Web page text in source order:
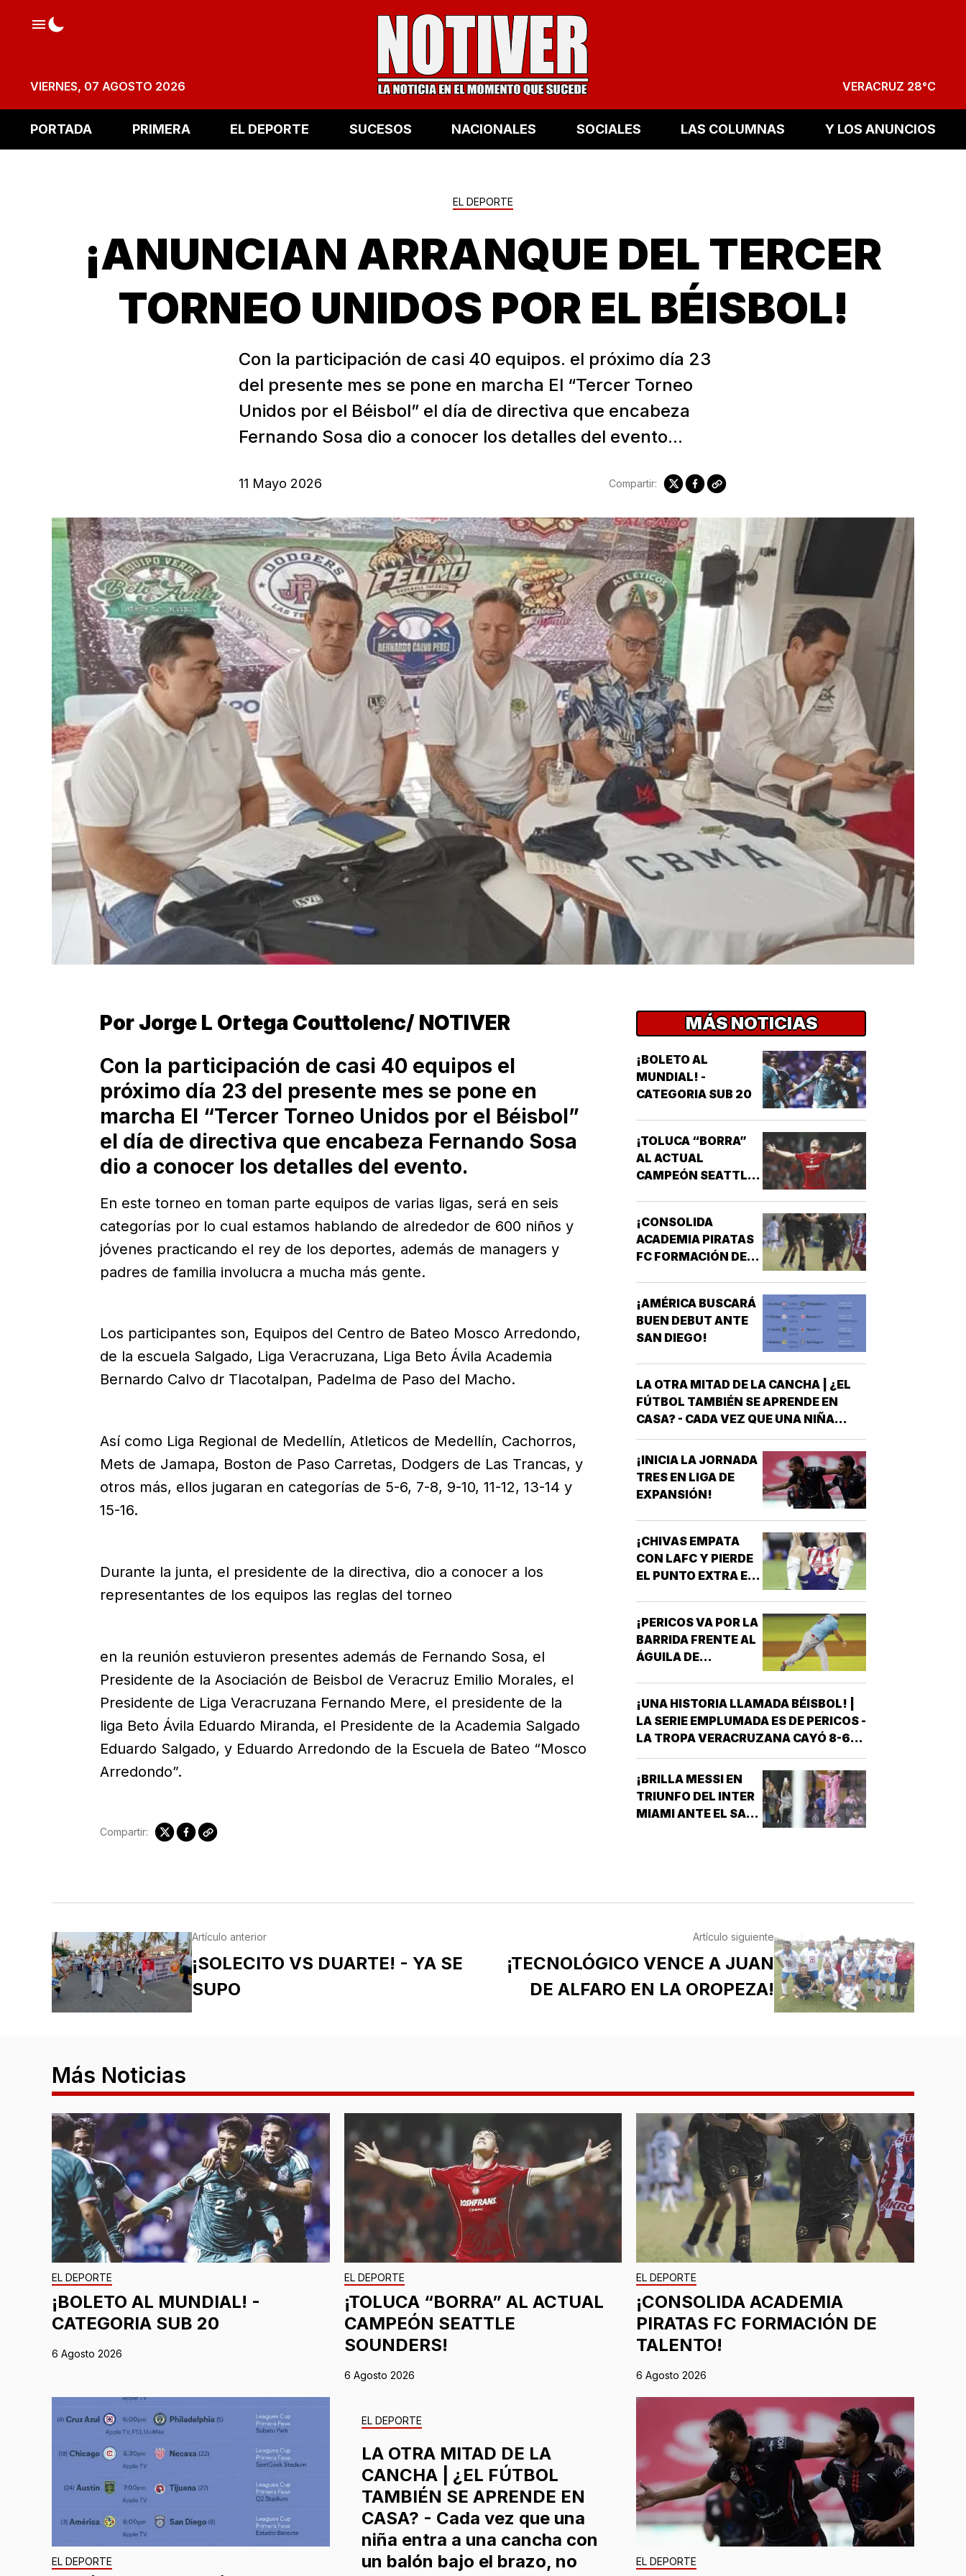
VIERNES, 07 AGOSTO 2026 VERACRUZ 28°C
PORTADA PRIMERA EL DEPORTE SUCESOS NACIONALES SOCIALES LAS COLUMNAS Y LOS ANUNCIOS
EL DEPORTE
¡ANUNCIAN ARRANQUE DEL TERCER
TORNEO UNIDOS POR EL BÉISBOL!
Con la participación de casi 40 equipos. el próximo día 23
del presente mes se pone en marcha El “Tercer Torneo
Unidos por el Béisbol” el día de directiva que encabeza
Fernando Sosa dio a conocer los detalles del evento...
11 Mayo 2026 Compartir:
Por Jorge L Ortega Couttolenc/ NOTIVER
Con la participación de casi 40 equipos el
próximo día 23 del presente mes se pone en
marcha El “Tercer Torneo Unidos por el Béisbol”
el día de directiva que encabeza Fernando Sosa
dio a conocer los detalles del evento.
En este torneo en toman parte equipos de varias ligas, será en seis
categorías por lo cual estamos hablando de alrededor de 600 niños y
jóvenes practicando el rey de los deportes, además de managers y
padres de familia involucra a mucha más gente.
Los participantes son, Equipos del Centro de Bateo Mosco Arredondo,
de la escuela Salgado, Liga Veracruzana, Liga Beto Ávila Academia
Bernardo Calvo dr Tlacotalpan, Padelma de Paso del Macho.
Así como Liga Regional de Medellín, Atleticos de Medellín, Cachorros,
Mets de Jamapa, Boston de Paso Carretas, Dodgers de Las Trancas, y
otros más, ellos jugaran en categorías de 5-6, 7-8, 9-10, 11-12, 13-14 y
15-16.
Durante la junta, el presidente de la directiva, dio a conocer a los
representantes de los equipos las reglas del torneo
en la reunión estuvieron presentes además de Fernando Sosa, el
Presidente de la Asociación de Beisbol de Veracruz Emilio Morales, el
Presidente de Liga Veracruzana Fernando Mere, el presidente de la
liga Beto Ávila Eduardo Miranda, el Presidente de la Academia Salgado
Eduardo Salgado, y Eduardo Arredondo de la Escuela de Bateo “Mosco
Arredondo”.
Compartir:
MÁS NOTICIAS
¡BOLETO AL
MUNDIAL! -
CATEGORIA SUB 20
¡TOLUCA “BORRA”
AL ACTUAL
CAMPEÓN SEATTLE
¡CONSOLIDA
ACADEMIA PIRATAS
FC FORMACIÓN DE
¡AMÉRICA BUSCARÁ
BUEN DEBUT ANTE
SAN DIEGO!
LA OTRA MITAD DE LA CANCHA | ¿EL
FÚTBOL TAMBIÉN SE APRENDE EN
CASA? - CADA VEZ QUE UNA NIÑA
ENTRA A UNA CANCHA CON UN BALÓN
BAJO EL BRAZO, NO LLEGA SOLA
*DETRÁS DE ELLA SIEMPRE HAY
ALGUIEN QUE LA LLEVÓ AL
ENTRENAMIENTO, QUE HIZO EL
ESFUERZO…
¡INICIA LA JORNADA
TRES EN LIGA DE
EXPANSIÓN!
¡CHIVAS EMPATA
CON LAFC Y PIERDE
EL PUNTO EXTRA EN
¡PERICOS VA POR LA
BARRIDA FRENTE AL
ÁGUILA DE
¡UNA HISTORIA LLAMADA BÉISBOL! |
LA SERIE EMPLUMADA ES DE PERICOS -
LA TROPA VERACRUZANA CAYÓ 8-6
ANTE LOS PERICOS DE PUEBLA EN EL
SEGUNDO JUEGO DE LA ÚLTIMA SERIE
DE LA TEMPORADA REGULAR EN EL
ESTADIO HERMANOS SERDÁN, CON LO
QUE LOS POBLANOS…
¡BRILLA MESSI EN
TRIUNFO DEL INTER
MIAMI ANTE EL SAN
Artículo anterior
¡SOLECITO VS DUARTE! - YA SE
SUPO
Artículo siguiente
¡TECNOLÓGICO VENCE A JUAN
DE ALFARO EN LA OROPEZA!
Más Noticias
EL DEPORTE
¡BOLETO AL MUNDIAL! -
CATEGORIA SUB 20
6 Agosto 2026
EL DEPORTE
¡TOLUCA “BORRA” AL ACTUAL
CAMPEÓN SEATTLE
SOUNDERS!
6 Agosto 2026
EL DEPORTE
¡CONSOLIDA ACADEMIA
PIRATAS FC FORMACIÓN DE
TALENTO!
6 Agosto 2026
EL DEPORTE
EL DEPORTE
LA OTRA MITAD DE LA
CANCHA | ¿EL FÚTBOL
TAMBIÉN SE APRENDE EN
CASA? - Cada vez que una
niña entra a una cancha con
un balón bajo el brazo, no
EL DEPORTE